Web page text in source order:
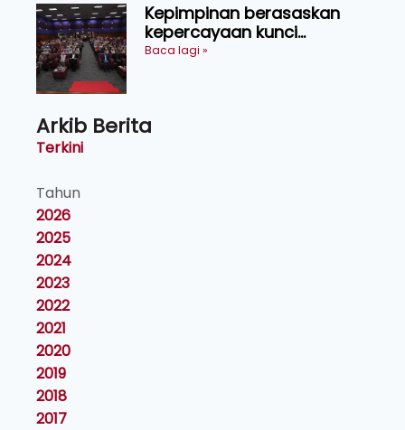
Kepimpinan berasaskan
kepercayaan kunci
kecemerlangan institusi -
Baca lagi »
Arkib Berita
Terkini
Tahun
2026
2025
2024
2023
2022
2021
2020
2019
2018
2017